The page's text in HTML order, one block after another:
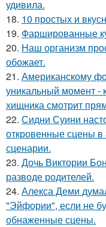
удивила.
18. 10 простых и
19. Фаршированные
20. Наш организм
обожает.
21. Американскому
уникальный момент -
хищника смотрит
22. Сидни Суини
откровенные сцены в
сценарии.
23. Дочь Виктории
разводе родителей.
24. Алекса Деми
"Эйфории", если не
обнаженные сцены.